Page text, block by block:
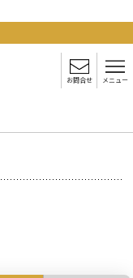
お問合せ メニュー